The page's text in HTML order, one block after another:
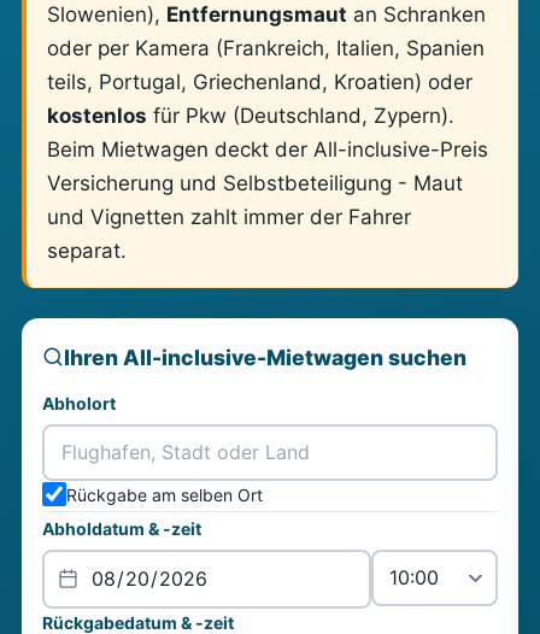
DENL
Slowenien), Entfernungsmaut an Schranken
oder per Kamera (Frankreich, Italien, Spanien
teils, Portugal, Griechenland, Kroatien) oder
kostenlos für Pkw (Deutschland, Zypern).
Beim Mietwagen deckt der All-inclusive-Preis
Versicherung und Selbstbeteiligung - Maut
und Vignetten zahlt immer der Fahrer
separat.
Ihren All-inclusive-Mietwagen suchen
Abholort
Rückgabe am selben Ort
Abholdatum & -zeit
Rückgabedatum & -zeit